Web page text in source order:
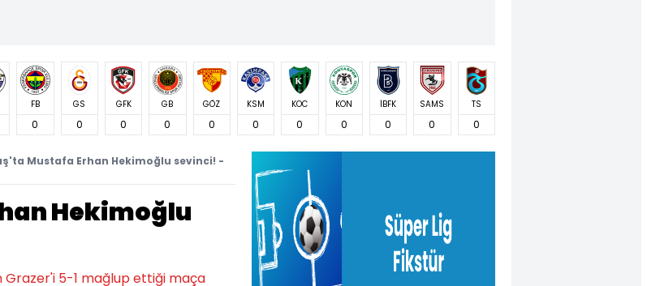
FB
0
GS
0
GFK
0
GB
0
GÖZ
0
KSM
0
KOC
0
KON
0
İBFK
0
SAMS
0
TS
0
Mustafa Erhan Hekimoğlu sevinci! -
Hekimoğlu
Grazer'i 5-1 mağlup ettiği maça